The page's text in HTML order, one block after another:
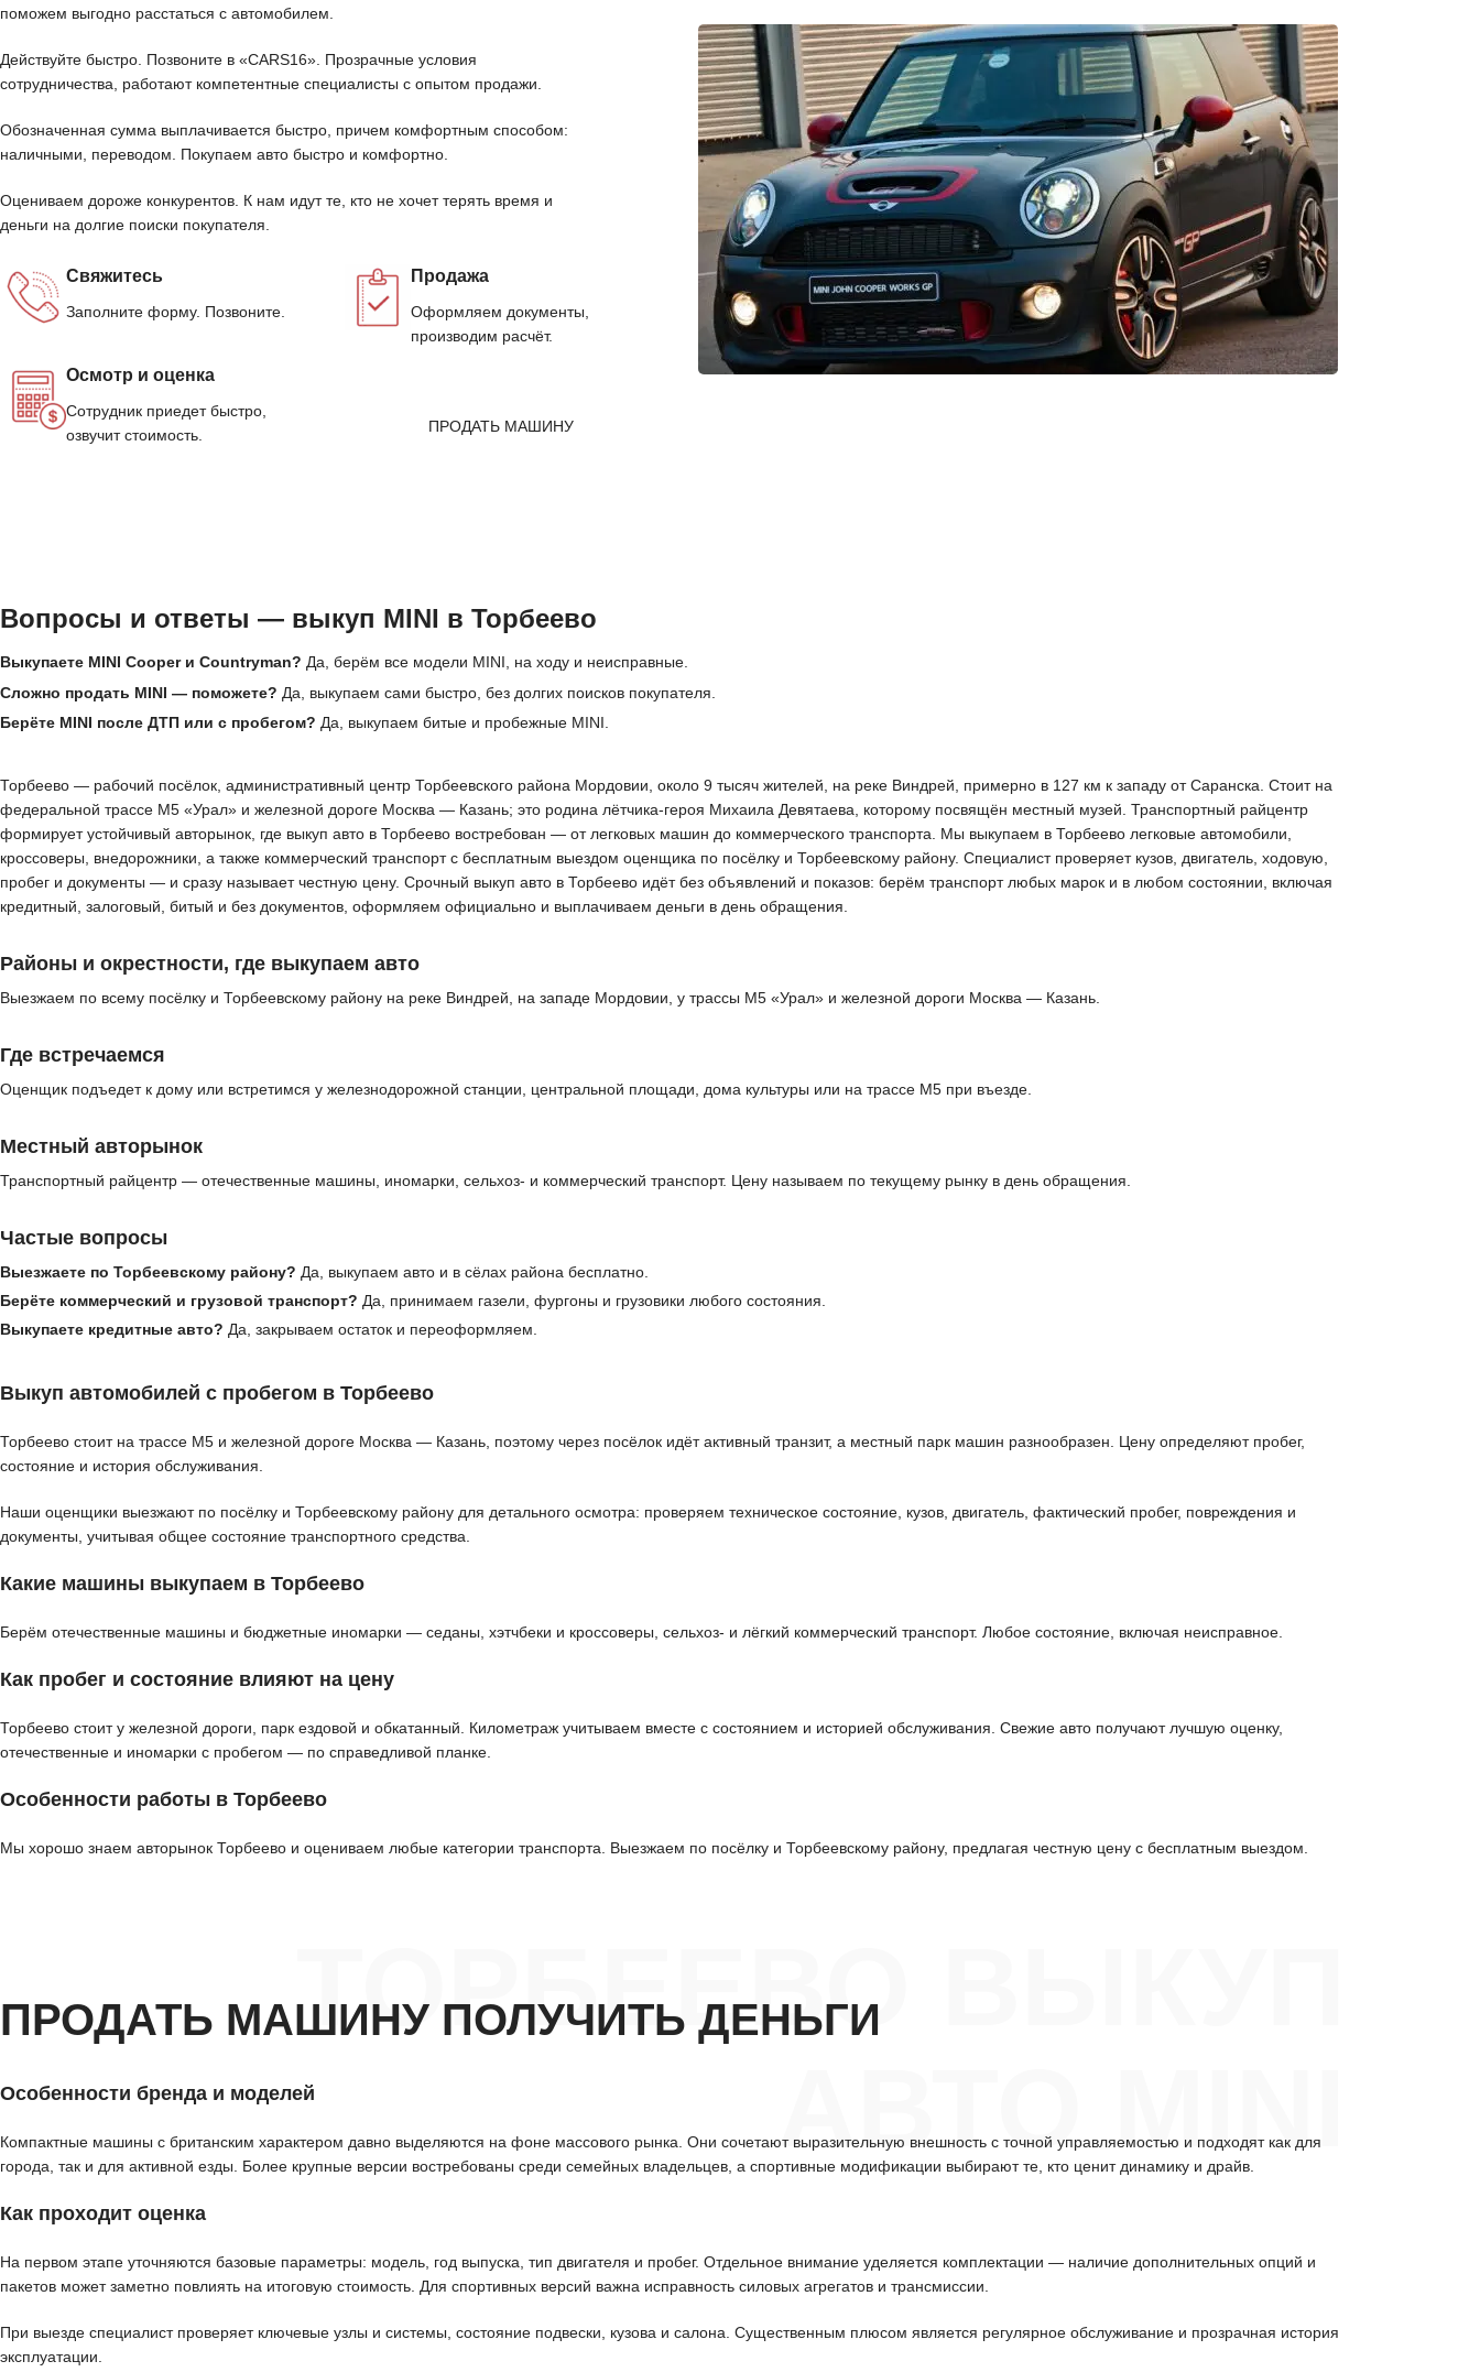
поможем выгодно расстаться с автомобилем.
Действуйте быстро. Позвоните в «CARS16». Прозрачные условия
сотрудничества, работают компетентные специалисты с опытом продажи.
Обозначенная сумма выплачивается быстро, причем комфортным способом:
наличными, переводом. Покупаем авто быстро и комфортно.
Оцениваем дороже конкурентов. К нам идут те, кто не хочет терять время и
деньги на долгие поиски покупателя.
Свяжитесь
Заполните форму. Позвоните.
Осмотр и оценка
Сотрудник приедет быстро,
озвучит стоимость.
Продажа
Оформляем документы,
производим расчёт.
ПРОДАТЬ МАШИНУ
Вопросы и ответы — выкуп MINI в Торбеево
Выкупаете MINI Cooper и Countryman? Да, берём все модели MINI, на ходу и неисправные.
Сложно продать MINI — поможете? Да, выкупаем сами быстро, без долгих поисков покупателя.
Берёте MINI после ДТП или с пробегом? Да, выкупаем битые и пробежные MINI.
Торбеево — рабочий посёлок, административный центр Торбеевского района Мордовии, около 9 тысяч жителей, на реке Виндрей, примерно в 127 км к западу от Саранска. Стоит на
федеральной трассе М5 «Урал» и железной дороге Москва — Казань; это родина лётчика-героя Михаила Девятаева, которому посвящён местный музей. Транспортный райцентр
формирует устойчивый авторынок, где выкуп авто в Торбеево востребован — от легковых машин до коммерческого транспорта. Мы выкупаем в Торбеево легковые автомобили,
кроссоверы, внедорожники, а также коммерческий транспорт с бесплатным выездом оценщика по посёлку и Торбеевскому району. Специалист проверяет кузов, двигатель, ходовую,
пробег и документы — и сразу называет честную цену. Срочный выкуп авто в Торбеево идёт без объявлений и показов: берём транспорт любых марок и в любом состоянии, включая
кредитный, залоговый, битый и без документов, оформляем официально и выплачиваем деньги в день обращения.
Районы и окрестности, где выкупаем авто
Выезжаем по всему посёлку и Торбеевскому району на реке Виндрей, на западе Мордовии, у трассы М5 «Урал» и железной дороги Москва — Казань.
Где встречаемся
Оценщик подъедет к дому или встретимся у железнодорожной станции, центральной площади, дома культуры или на трассе М5 при въезде.
Местный авторынок
Транспортный райцентр — отечественные машины, иномарки, сельхоз- и коммерческий транспорт. Цену называем по текущему рынку в день обращения.
Частые вопросы
Выезжаете по Торбеевскому району? Да, выкупаем авто и в сёлах района бесплатно.
Берёте коммерческий и грузовой транспорт? Да, принимаем газели, фургоны и грузовики любого состояния.
Выкупаете кредитные авто? Да, закрываем остаток и переоформляем.
Выкуп автомобилей с пробегом в Торбеево
Торбеево стоит на трассе М5 и железной дороге Москва — Казань, поэтому через посёлок идёт активный транзит, а местный парк машин разнообразен. Цену определяют пробег,
состояние и история обслуживания.
Наши оценщики выезжают по посёлку и Торбеевскому району для детального осмотра: проверяем техническое состояние, кузов, двигатель, фактический пробег, повреждения и
документы, учитывая общее состояние транспортного средства.
Какие машины выкупаем в Торбеево
Берём отечественные машины и бюджетные иномарки — седаны, хэтчбеки и кроссоверы, сельхоз- и лёгкий коммерческий транспорт. Любое состояние, включая неисправное.
Как пробег и состояние влияют на цену
Торбеево стоит у железной дороги, парк ездовой и обкатанный. Километраж учитываем вместе с состоянием и историей обслуживания. Свежие авто получают лучшую оценку,
отечественные и иномарки с пробегом — по справедливой планке.
Особенности работы в Торбеево
Мы хорошо знаем авторынок Торбеево и оцениваем любые категории транспорта. Выезжаем по посёлку и Торбеевскому району, предлагая честную цену с бесплатным выездом.
ТОРБЕЕВО ВЫКУП
АВТО MINI
ПРОДАТЬ МАШИНУ ПОЛУЧИТЬ ДЕНЬГИ
Особенности бренда и моделей
Компактные машины с британским характером давно выделяются на фоне массового рынка. Они сочетают выразительную внешность с точной управляемостью и подходят как для
города, так и для активной езды. Более крупные версии востребованы среди семейных владельцев, а спортивные модификации выбирают те, кто ценит динамику и драйв.
Как проходит оценка
На первом этапе уточняются базовые параметры: модель, год выпуска, тип двигателя и пробег. Отдельное внимание уделяется комплектации — наличие дополнительных опций и
пакетов может заметно повлиять на итоговую стоимость. Для спортивных версий важна исправность силовых агрегатов и трансмиссии.
При выезде специалист проверяет ключевые узлы и системы, состояние подвески, кузова и салона. Существенным плюсом является регулярное обслуживание и прозрачная история
эксплуатации.